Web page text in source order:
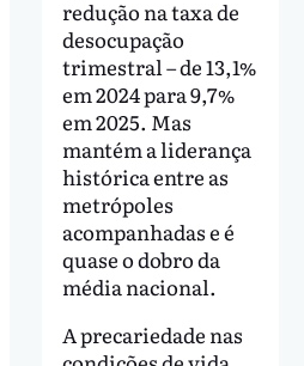
redução na taxa de
desocupação
trimestral – de 13,1%
em 2024 para 9,7%
em 2025. Mas
mantém a liderança
histórica entre as
metrópoles
acompanhadas e é
quase o dobro da
média nacional.
A precariedade nas